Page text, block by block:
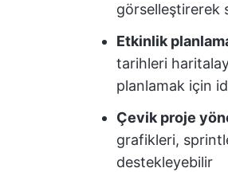
görselleştirerek
Etkinlik
tarihleri
planlamak için
Çevik proje
grafikleri,
destekleyebilir